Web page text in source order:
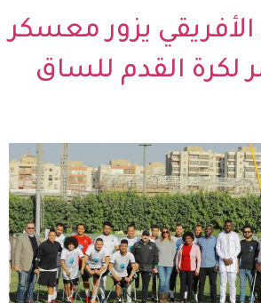
الأفريقي يزور معسكر
القدم للساق